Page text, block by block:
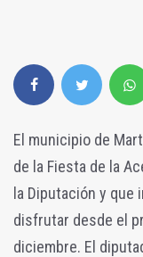
El municipio de
de la Fiesta de la
la Diputación y que
disfrutar desde el
diciembre. El